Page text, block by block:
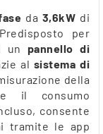
da 3,6kW di
per
un pannello di
al sistema di
della
il consumo
consente
tramite le app